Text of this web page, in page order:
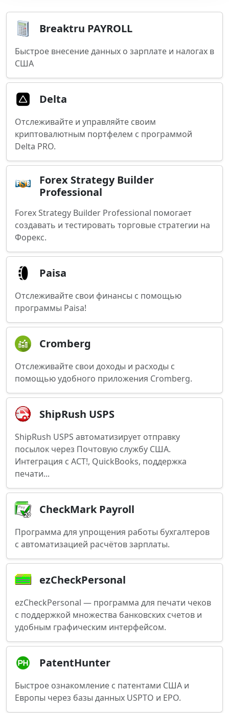
Breaktru PAYROLL
Быстрое внесение данных о зарплате и налогах в
США
Delta
Отслеживайте и управляйте своим
криптовалютным портфелем с программой
Delta PRO.
Forex Strategy Builder
Professional
Forex Strategy Builder Professional помогает
создавать и тестировать торговые стратегии на
Форекс.
Paisa
Отслеживайте свои финансы с помощью
программы Paisa!
Cromberg
Отслеживайте свои доходы и расходы с
помощью удобного приложения Cromberg.
ShipRush USPS
ShipRush USPS автоматизирует отправку
посылок через Почтовую службу США.
Интеграция с ACT!, QuickBooks, поддержка
печати...
CheckMark Payroll
Программа для упрощения работы бухгалтеров
с автоматизацией расчётов зарплаты.
ezCheckPersonal
ezCheckPersonal — программа для печати чеков
с поддержкой множества банковских счетов и
удобным графическим интерфейсом.
PatentHunter
Быстрое ознакомление с патентами США и
Европы через базы данных USPTO и EPO.